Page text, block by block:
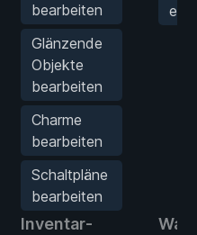
bearbeiten
Glänzende
Objekte
bearbeiten
Charme
bearbeiten
Schaltpläne
bearbeiten
Inventar-